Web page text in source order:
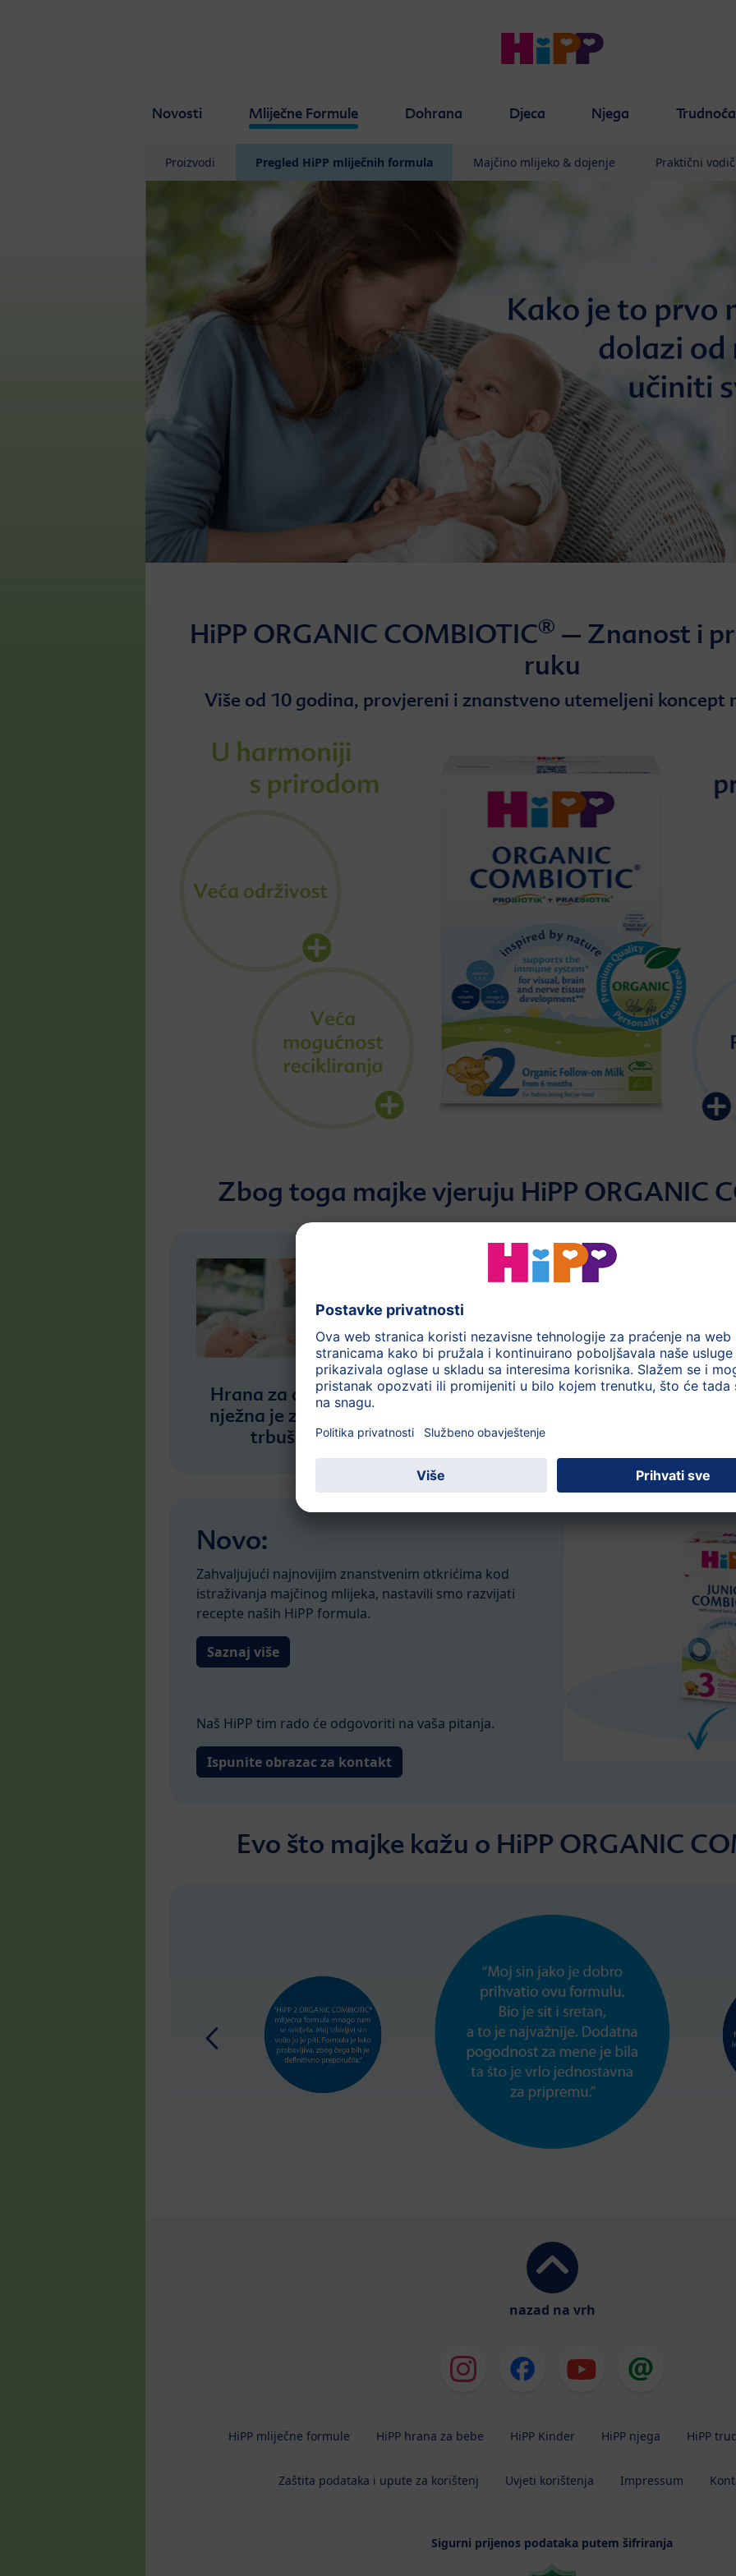
Novosti Mliječne Formule Dohrana Djeca Njega Trudnoća
Proizvodi Pregled HiPP mliječnih formula Majčino mlijeko & dojenje Praktični vodič
HiPP ORGANIC COMBIOTIC® – Znanost i
ruku
Više od 10 godina, provjereni i znanstveno utemeljeni
Zbog toga majke vjeruju HiPP ORGANIC
Hrana za dojenčad
nježna je za bebine
trbuščiće
HiPP organska
Novo:
Zahvaljujući najnovijim znanstvenim otkrićima kod
istraživanja majčinog mlijeka, nastavili smo razvijati
recepte naših HiPP formula.
Saznaj više
Naš HiPP tim rado će odgovoriti na vaša pitanja.
Ispunite obrazac za kontakt
Evo što majke kažu o HiPP ORGANIC
nazad na vrh
HiPP mliječne formule HiPP hrana za bebe HiPP Kinder HiPP njega HiPP
Zaštita podataka i upute za korištenj Uvjeti korištenja Impressum
Sigurni prijenos podataka putem šifriranja